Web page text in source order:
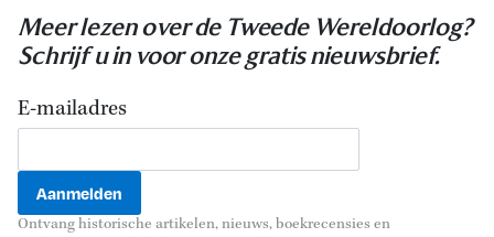
Meer lezen over de Tweede Wereldoorlog?
Schrijf u in voor onze gratis nieuwsbrief.
E-mailadres
Ontvang historische artikelen, nieuws, boekrecensies en